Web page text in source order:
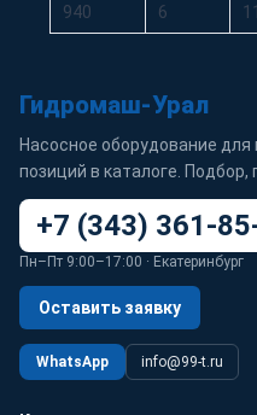
940 6
Гидромаш-Урал
Насосное оборудование
позиций в каталоге. Подбор,
+7 (343) 361-
Пн–Пт 9:00–17:00 · Екатеринбург
Оставить заявку
WhatsApp info@99-t.ru